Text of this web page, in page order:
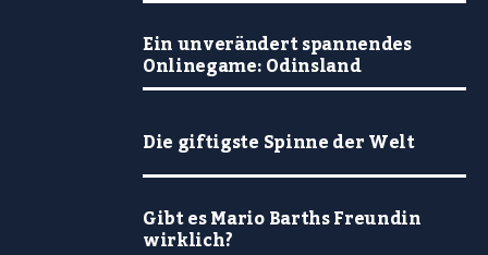
Ein unverändert spannendes
Onlinegame: Odinsland
Die giftigste Spinne der Welt
Gibt es Mario Barths Freundin
wirklich?